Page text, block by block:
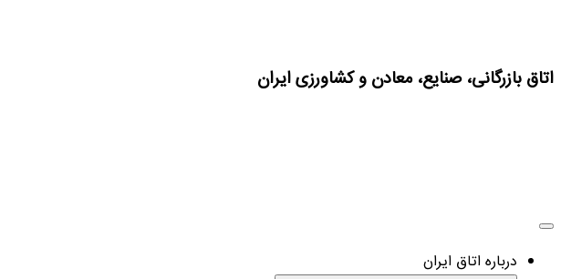
اتاق بازرگانی، صنایع، معادن و کشاورزی ایران
درباره اتاق ایران